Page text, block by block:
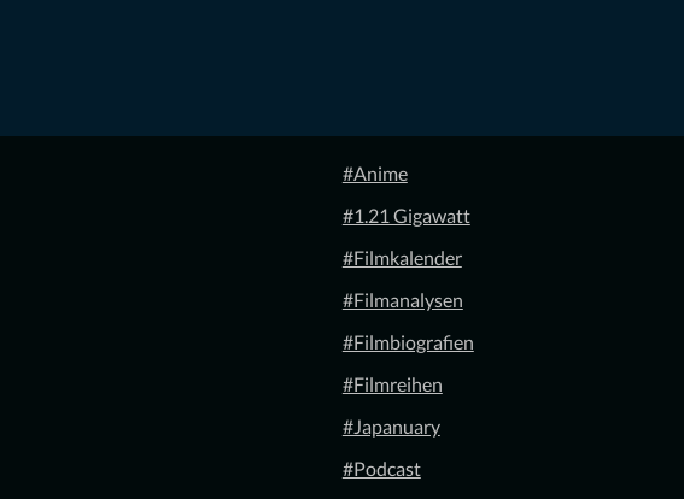
#Anime
#1.21 Gigawatt
#Filmkalender
#Filmanalysen
#Filmbiografien
#Filmreihen
#Japanuary
#Podcast